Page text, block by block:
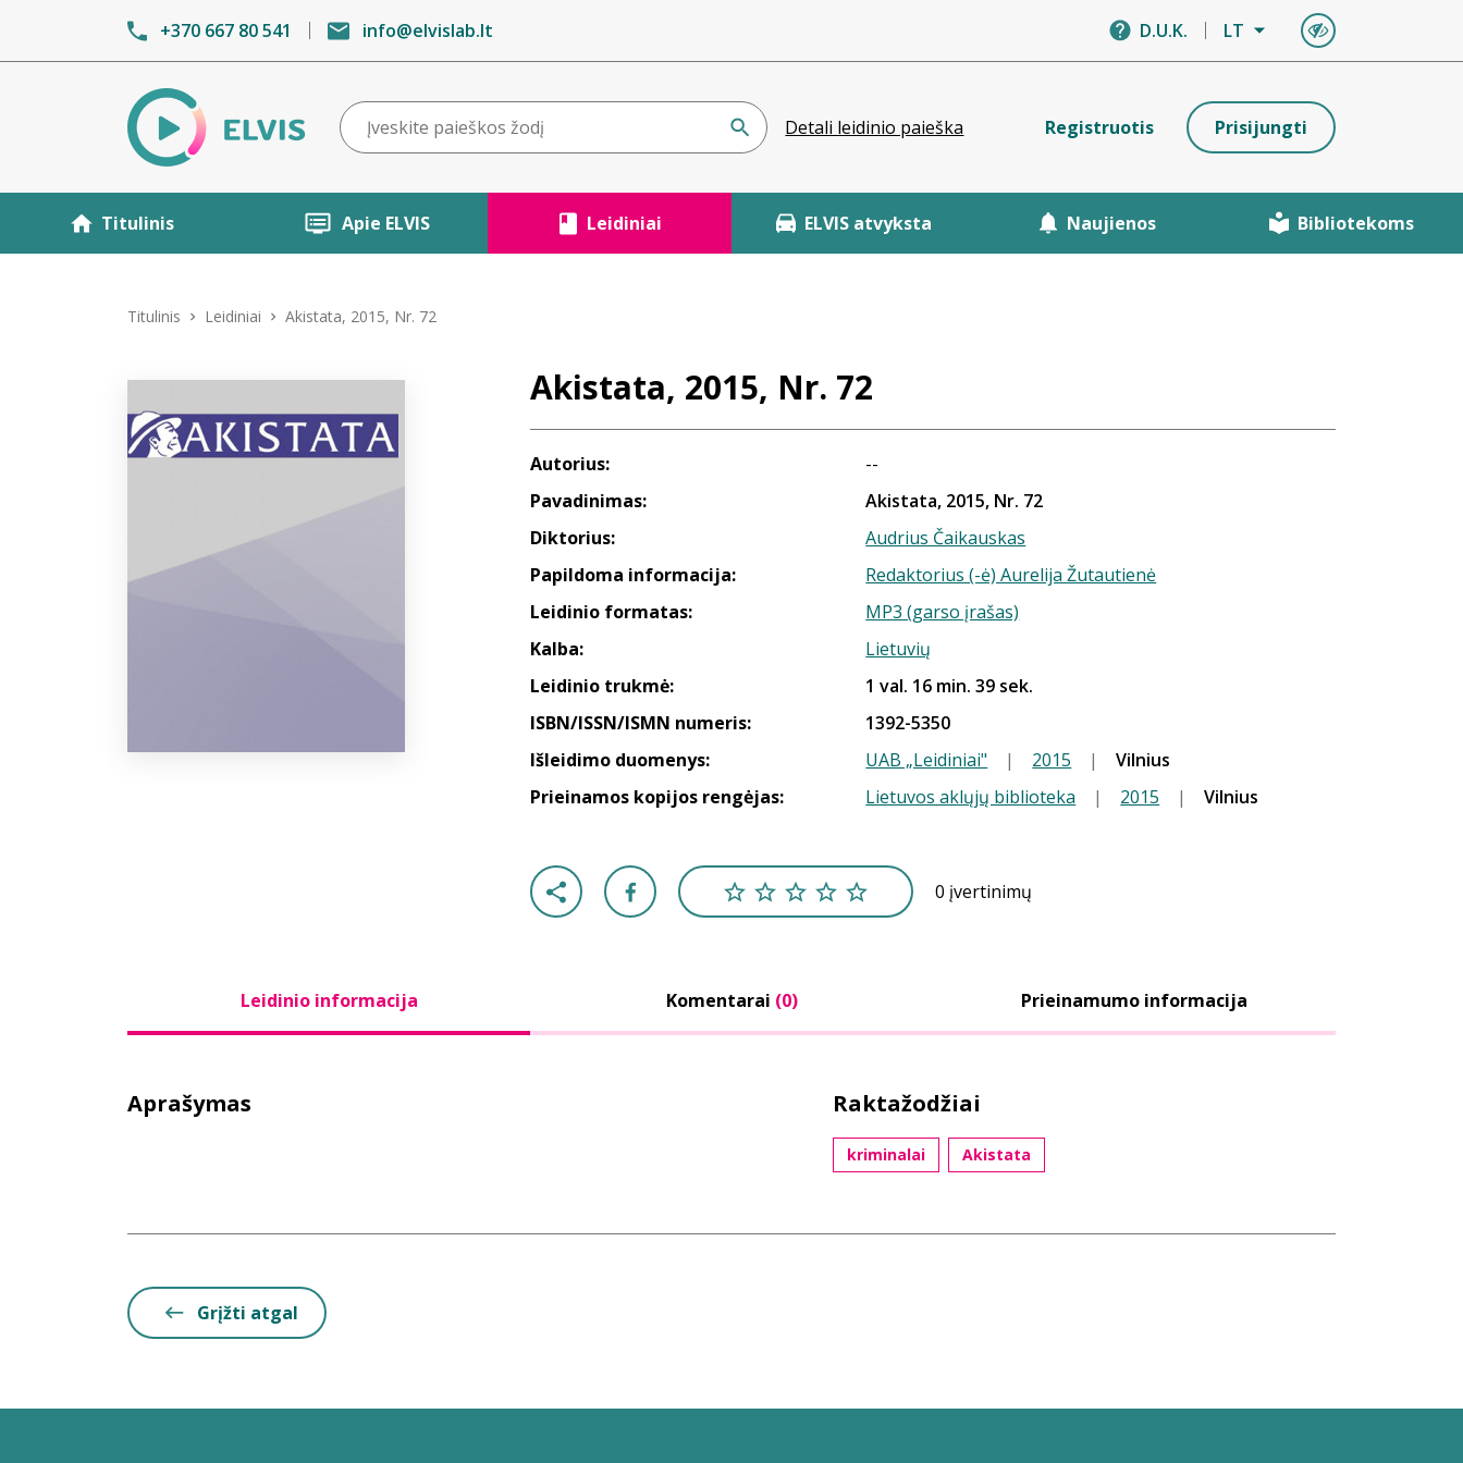
+370 667 80 541 info@elvislab.lt D.U.K. LT
Detali leidinio paieška Registruotis Prisijungti
Titulinis Apie ELVIS Leidiniai ELVIS atvyksta Naujienos Bibliotekoms
Titulinis Leidiniai Akistata, 2015, Nr. 72
Akistata, 2015, Nr. 72
Autorius:
--
Pavadinimas:
Akistata, 2015, Nr. 72
Diktorius:
Audrius Čaikauskas
Papildoma informacija:
Redaktorius (-ė) Aurelija Žutautienė
Leidinio formatas:
MP3 (garso įrašas)
Kalba:
Lietuvių
Leidinio trukmė:
1 val. 16 min. 39 sek.
ISBN/ISSN/ISMN numeris:
1392-5350
Išleidimo duomenys:
UAB „Leidiniai" | 2015 |
Vilnius
Prieinamos kopijos rengėjas:
Lietuvos aklųjų biblioteka | 2015 | Vilnius
0 įvertinimų
Leidinio informacija Komentarai (0) Prieinamumo informacija
Aprašymas Raktažodžiai
kriminalai Akistata
Grįžti atgal